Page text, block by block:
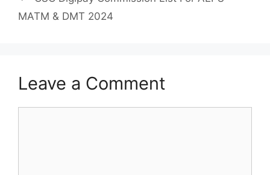
MATM & DMT 2024
Leave a Comment